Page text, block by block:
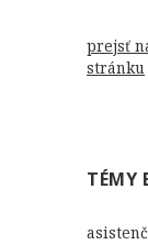
prejsť
stránku
TÉMY